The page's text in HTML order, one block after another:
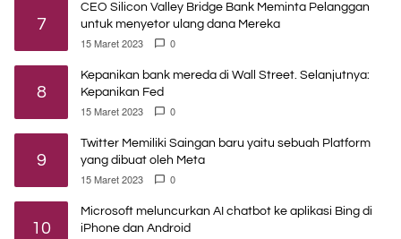
7
CEO Silicon Valley Bridge Bank Meminta Pelanggan
untuk menyetor ulang dana Mereka
15 Maret 2023 0
8
Kepanikan bank mereda di Wall Street. Selanjutnya:
Kepanikan Fed
15 Maret 2023 0
9
Twitter Memiliki Saingan baru yaitu sebuah Platform
yang dibuat oleh Meta
15 Maret 2023 0
10
Microsoft meluncurkan AI chatbot ke aplikasi Bing di
iPhone dan Android